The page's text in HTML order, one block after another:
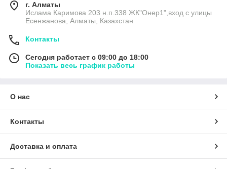
г. Алматы
Ислама Каримова 203 н.п.338 ЖК"Онер1",вход с улицы
Есенжанова, Алматы, Казахстан
Контакты
Сегодня работает с 09:00 до 18:00
Показать весь график работы
О нас
Контакты
Доставка и оплата